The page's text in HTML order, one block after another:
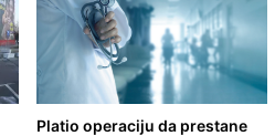
Platio operaciju da prestane